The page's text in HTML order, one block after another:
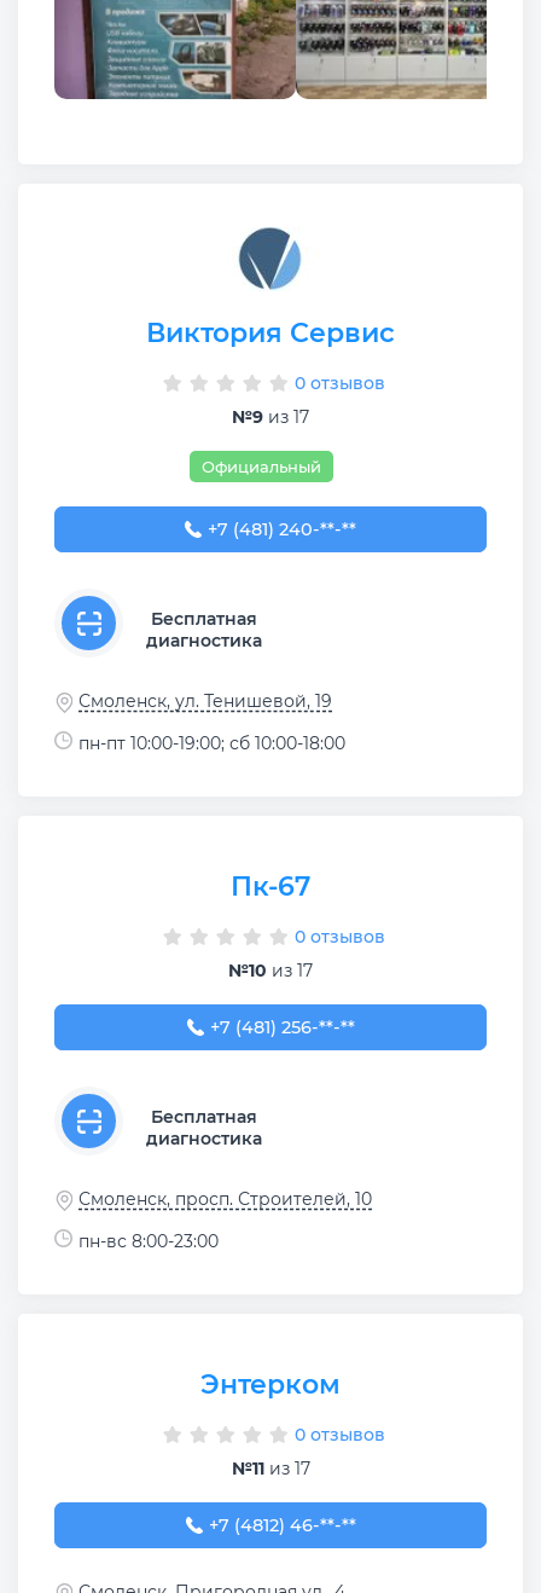
Виктория Сервис
0 отзывов
№9 из 17
Официальный
+7 (481) 240-36-00
+7 (481) 240-**-**
Бесплатная
диагностика
Смоленск, ул. Тенишевой, 19
пн-пт 10:00-19:00; сб 10:00-18:00
Пк-67
0 отзывов
№10 из 17
+7 (481) 256-13-66
+7 (481) 256-**-**
Бесплатная
диагностика
Смоленск, просп. Строителей, 10
пн-вс 8:00-23:00
Энтерком
0 отзывов
№11из 17
+7 (4812) 46-04-63
+7 (4812) 46-**-**